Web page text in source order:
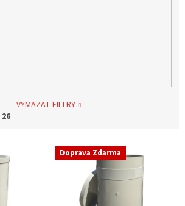
VYMAZAT FILTRY
26
Doprava Zdarma